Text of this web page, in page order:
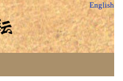
English